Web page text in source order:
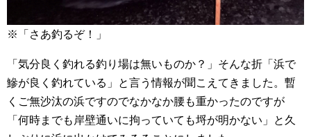
※「さあ釣るぞ！」
「気分良く釣れる釣り場は無いものか？」そんな折「浜で
鰺が良く釣れている」と言う情報が聞こえてきました。暫
くご無沙汰の浜ですのでなかなか腰も重かったのですが
「何時までも岸壁通いに拘っていても埒が明かない」と久